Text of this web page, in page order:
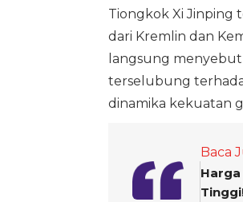
Tiongkok Xi Jinping
dari Kremlin dan
langsung
terselubung
dinamika kekuatan
Baca
Harga